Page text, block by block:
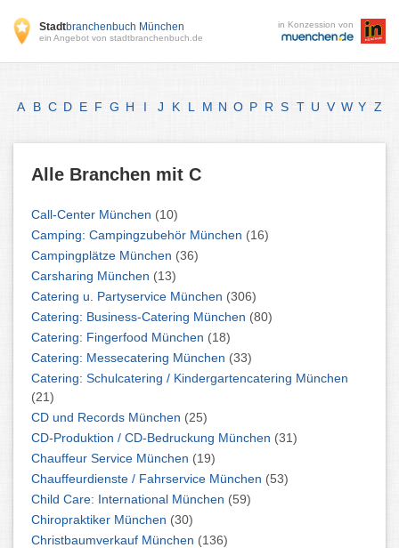
Stadtbranchenbuch München
ein Angebot von stadtbranchenbuch.de
in Konzession von
A B C D E F G H I J K L M N O P R S T U V W Y Z
Alle Branchen mit C
Call-Center München (10)
Camping: Campingzubehör München (16)
Campingplätze München (36)
Carsharing München (13)
Catering u. Partyservice München (306)
Catering: Business-Catering München (80)
Catering: Fingerfood München (18)
Catering: Messecatering München (33)
Catering: Schulcatering / Kindergartencatering München
(21)
CD und Records München (25)
CD-Produktion / CD-Bedruckung München (31)
Chauffeur Service München (19)
Chauffeurdienste / Fahrservice München (53)
Child Care: International München (59)
Chiropraktiker München (30)
Christbaumverkauf München (136)